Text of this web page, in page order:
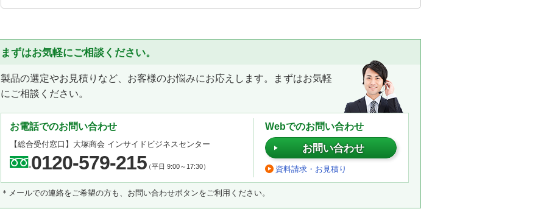
まずはお気軽にご相談ください。
製品の選定やお見積りなど、お客様のお悩みにお応えします。まずはお気軽
にご相談ください。
お電話でのお問い合わせ
【総合受付窓口】 大塚商会 インサイドビジネスセンター
0120-579-215（平日 9:00～17:30）
Webでのお問い合わせ
お問い合わせ
資料請求・お見積り
＊メールでの連絡をご希望の方も、お問い合わせボタンをご利用ください。